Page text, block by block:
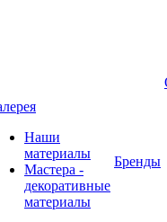
Наши
материалы
Мастера -
декоративные
материалы
Бренды